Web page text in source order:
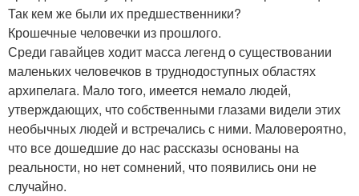
Так кем же были их предшественники?
Крошечные человечки из прошлого.
Среди гавайцев ходит масса легенд о существовании
маленьких человечков в труднодоступных областях
архипелага. Мало того, имеется немало людей,
утверждающих, что собственными глазами видели этих
необычных людей и встречались с ними. Маловероятно,
что все дошедшие до нас рассказы основаны на
реальности, но нет сомнений, что появились они не
случайно.